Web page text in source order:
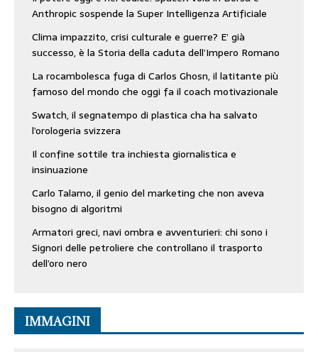
Anthropic sospende la Super Intelligenza Artificiale
Clima impazzito, crisi culturale e guerre? E’ già
successo, è la Storia della caduta dell’Impero Romano
La rocambolesca fuga di Carlos Ghosn, il latitante più
famoso del mondo che oggi fa il coach motivazionale
Swatch, il segnatempo di plastica cha ha salvato
l’orologeria svizzera
Il confine sottile tra inchiesta giornalistica e
insinuazione
Carlo Talamo, il genio del marketing che non aveva
bisogno di algoritmi
Armatori greci, navi ombra e avventurieri: chi sono i
Signori delle petroliere che controllano il trasporto
dell’oro nero
IMMAGINI